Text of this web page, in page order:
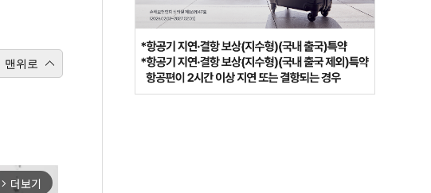
맨위로
arrow_forward_ios 더보기